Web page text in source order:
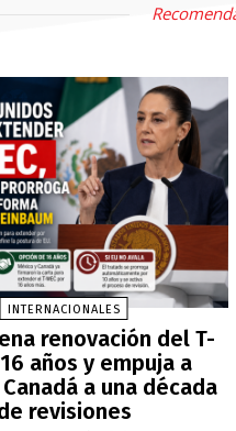
INTERNACIONALES
renovación del T-
16 años y empuja a
a una década
revisiones